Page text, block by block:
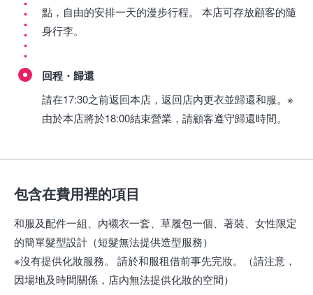
點，自由的安排一天的漫步行程。 本店可存放顧客的隨
身行李。
回程・歸還
請在17:30之前返回本店，返回店內更衣並歸還和服。※
由於本店將於18:00結束營業，請顧客遵守歸還時間。
包含在費用裡的項目
和服及配件一組、內襯衣一套、草履包一個、著裝、女性限定
的簡單髮型設計（短髮無法提供造型服務）
※沒有提供化妝服務。 請於和服租借前事先完妝。（請注意，
因場地及時間關係，店內無法提供化妝的空間）